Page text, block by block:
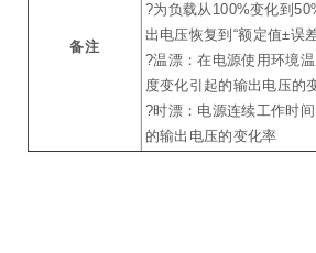
备注
?为负载从100%变化到
出电压恢复到“额定值±误
?温漂：在电源使用环境
度变化引起的输出电压的
?时漂：电源连续工作时
的输出电压的变化率